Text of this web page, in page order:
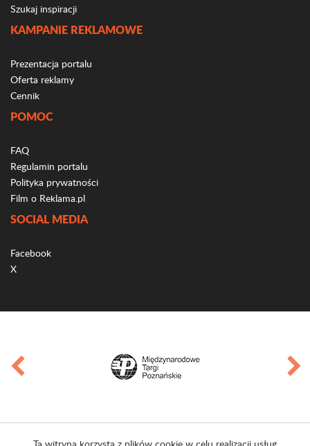
Szukaj inspiracji
KAMPANIE REKLAMOWE
Prezentacja portalu
Oferta reklamy
Cennik
POMOC
FAQ
Regulamin portalu
Polityka prywatności
Film o Reklama.pl
SOCIAL MEDIA
Facebook
X